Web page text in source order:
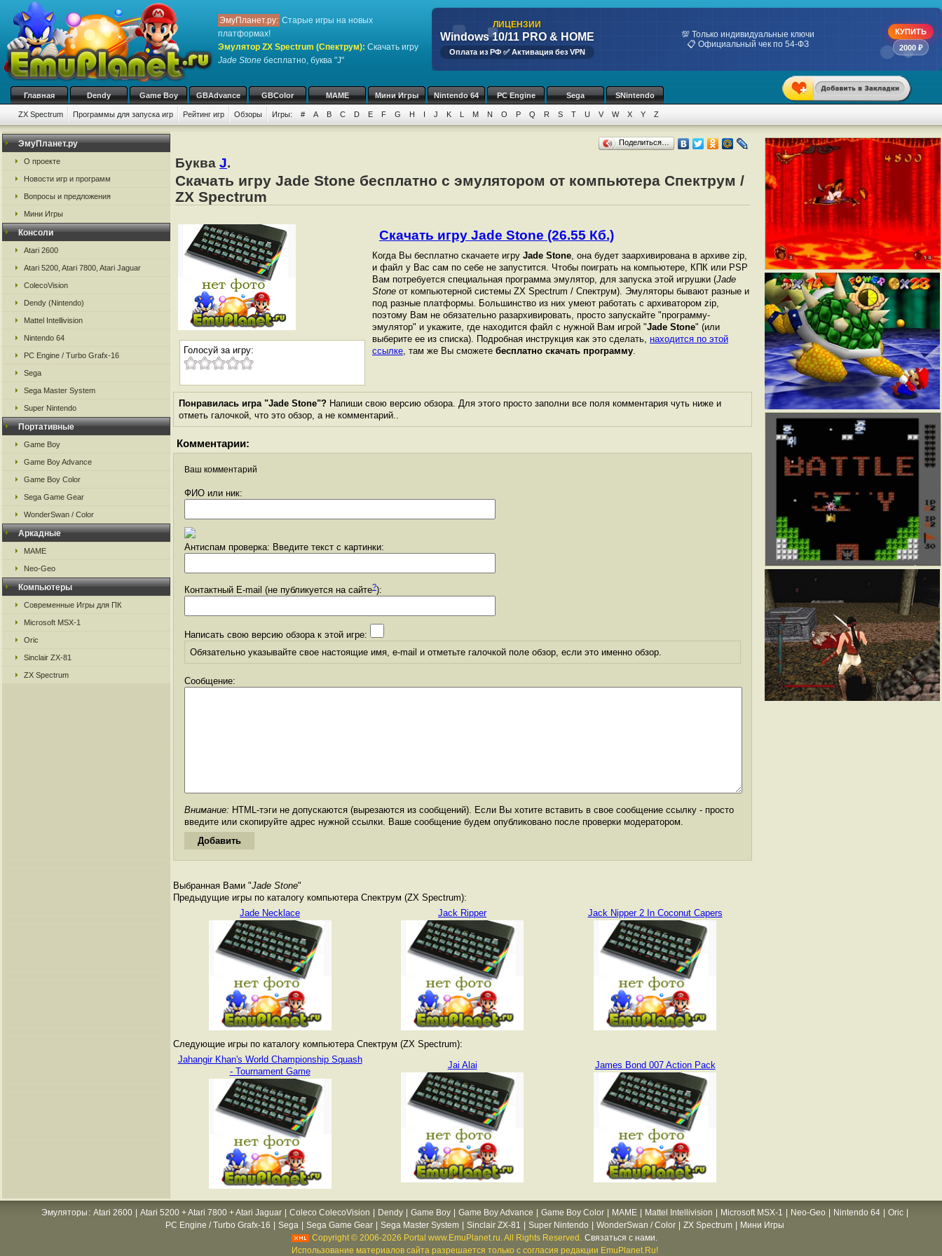
ЭмуПланет.ру: Старые игры на новых
платформах!
Эмулятор ZX Spectrum (Спектрум): Скачать игру
Jade Stone бесплатно, буква "J"
ЛИЦЕНЗИИ
Windows 10/11 PRO & HOME
Оплата из РФ ✅ Активация без VPN
💯 Только индивидуальные ключи
📋 Официальный чек по 54-ФЗ
КУПИТЬ
2000 ₽
Главная Dendy Game Boy GBAdvance GBColor MAME Мини Игры Nintendo 64 PC Engine Sega SNintendo
ZX Spectrum Программы для запуска игр Рейтинг игр Обзоры Игры: # A B C D E F G H I J K L M N O P Q R S T U V W X Y Z
ЭмуПланет.ру
О проекте
Новости игр и программ
Вопросы и предложения
Мини Игры
Консоли
Atari 2600
Atari 5200, Atari 7800, Atari Jaguar
ColecoVision
Dendy (Nintendo)
Mattel Intellivision
Nintendo 64
PC Engine / Turbo Grafx-16
Sega
Sega Master System
Super Nintendo
Портативные
Game Boy
Game Boy Advance
Game Boy Color
Sega Game Gear
WonderSwan / Color
Аркадные
MAME
Neo-Geo
Компьютеры
Современные Игры для ПК
Microsoft MSX-1
Oric
Sinclair ZX-81
ZX Spectrum
Поделиться…
Буква J.
Скачать игру Jade Stone бесплатно с эмулятором от компьютера Спектрум /
ZX Spectrum
Голосуй за игру:
Скачать игру Jade Stone (26.55 Кб.)
Когда Вы бесплатно скачаете игру Jade Stone, она будет заархивирована в архиве zip,
и файл у Вас сам по себе не запустится. Чтобы поиграть на компьютере, КПК или PSP
Вам потребуется специальная программа эмулятор, для запуска этой игрушки (Jade
Stone от компьютерной системы ZX Spectrum / Спектрум). Эмуляторы бывают разные и
под разные платформы. Большинство из них умеют работать с архиватором zip,
поэтому Вам не обязательно разархивировать, просто запускайте "программу-
эмулятор" и укажите, где находится файл с нужной Вам игрой "Jade Stone" (или
выберите ее из списка). Подробная инструкция как это сделать, находится по этой
ссылке, там же Вы сможете бесплатно скачать программу.
Понравилась игра "Jade Stone"? Напиши свою версию обзора. Для этого просто заполни все поля комментария чуть ниже и
отметь галочкой, что это обзор, а не комментарий..
Комментарии:
Ваш комментарий
ФИО или ник:
Антиспам проверка: Введите текст с картинки:
Контактный E-mail (не публикуется на сайте?):
Написать свою версию обзора к этой игре:
Обязательно указывайте свое настоящие имя, e-mail и отметьте галочкой поле обзор, если это именно обзор.
Сообщение:
Внимание: HTML-тэги не допускаются (вырезаются из сообщений). Если Вы хотите вставить в свое сообщение ссылку - просто
введите или скопируйте адрес нужной ссылки. Ваше сообщение будем опубликовано после проверки модератором.
Выбранная Вами "Jade Stone"
Предыдущие игры по каталогу компьютера Спектрум (ZX Spectrum):
Jade Necklace
Jack Ripper Jack Nipper 2 In Coconut Capers
Следующие игры по каталогу компьютера Спектрум (ZX Spectrum):
Jahangir Khan's World Championship Squash
- Tournament Game
Jai Alai James Bond 007 Action Pack
Эмуляторы : Atari 2600 Atari 5200 + Atari 7800 + Atari Jaguar Coleco ColecoVision Dendy Game Boy Game Boy Advance Game Boy Color MAME Mattel Intellivision Microsoft MSX-1 Neo-Geo Nintendo 64 Oric
PC Engine / Turbo Grafx-16
Sega Sega Game Gear Sega Master System Sinclair ZX-81 Super Nintendo WonderSwan / Color ZX Spectrum
Мини Игры
Copyright © 2006-2026 Portal www.EmuPlanet.ru. All Rights Reserved. Связаться с нами.
Использование материалов сайта разрешается только с согласия редакции EmuPlanet.Ru!